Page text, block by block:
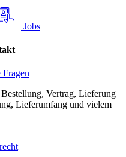
Jobs
Vertrag, Lieferung
Lieferumfang und vielem